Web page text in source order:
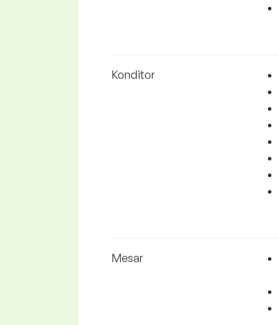
Konditor
Mesar